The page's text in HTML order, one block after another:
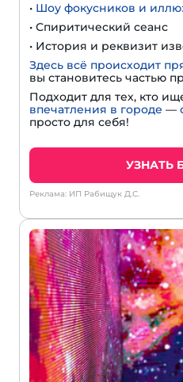
• Шоу фокусников и
• Спиритический сеанс
• История и реквизит
Здесь всё происходит
вы становитесь частью
Подходит для тех, кто
впечатления в городе —
просто для себя!
УЗНАТЬ
Реклама: ИП Рабищук Д.С.